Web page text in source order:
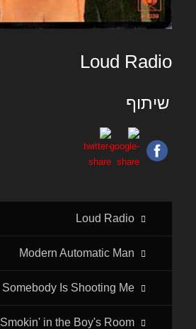
Loud Radio
שיתוף
Loud Radio
Modern Automatic Man
Somebody Is Shooting Me
Smokin' in the Boy's Room